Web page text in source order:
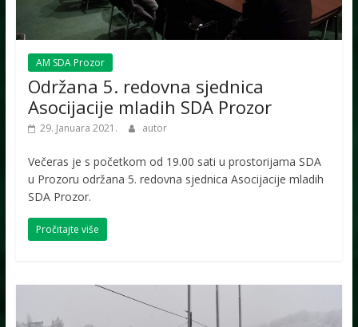
AM SDA Prozor
Održana 5. redovna sjednica
Asocijacije mladih SDA Prozor
29. Januara 2021. autor
Večeras je s početkom od 19.00 sati u prostorijama SDA
u Prozoru održana 5. redovna sjednica Asocijacije mladih
SDA Prozor.
Pročitajte više